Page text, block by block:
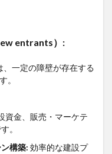
entrants） :
一定の障壁が存在する
。
資金、販売・マーケテ
。
構築: 効率的な建設プ